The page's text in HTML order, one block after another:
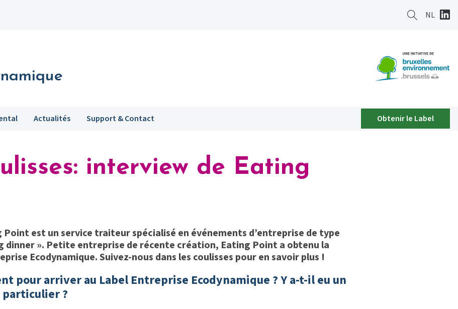
NL
Actualités Support & Contact Obtenir le Label
interview de Eating
Point est un service traiteur spécialisé en événements d’entreprise de type
dinner ». Petite entreprise de récente création, Eating Point a obtenu la
Ecodynamique. Suivez-nous dans les coulisses pour en savoir plus !
pour arriver au Label Entreprise Ecodynamique ? Y a-t-il eu un
?